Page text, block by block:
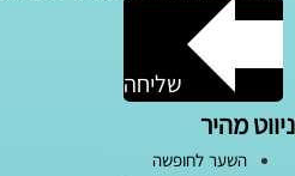
שליחה
ניווט מהיר
השער לחופשה